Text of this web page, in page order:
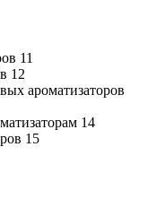
11
12
ароматизаторов
14
15